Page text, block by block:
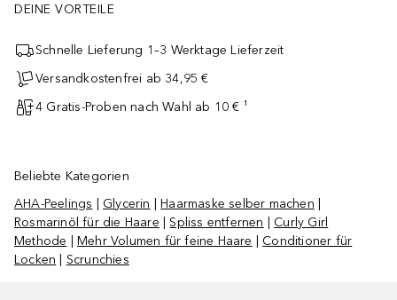
DEINE VORTEILE
Schnelle Lieferung 1–3 Werktage Lieferzeit
Versandkostenfrei ab 34,95 €
4 Gratis-Proben nach Wahl ab 10 € ¹
Beliebte Kategorien
AHA-Peelings
Glycerin |Haarmaske selber machen
Rosmarinöl für die Haare |Spliss entfernen
Curly Girl
Methode |Mehr Volumen für feine Haare
Conditioner für
Locken
Scrunchies